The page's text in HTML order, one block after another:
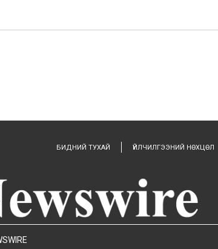
БИДНИЙ ТУХАЙ ҮЙЛЧИЛГЭЭНИЙ НӨХЦӨЛ